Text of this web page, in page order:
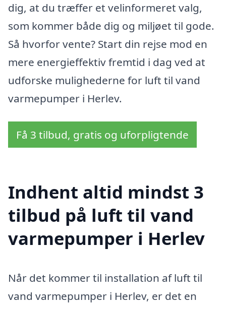
dig, at du træffer et velinformeret valg,
som kommer både dig og miljøet til gode.
Så hvorfor vente? Start din rejse mod en
mere energieffektiv fremtid i dag ved at
udforske mulighederne for luft til vand
varmepumper i Herlev.
Få 3 tilbud, gratis og uforpligtende
Indhent altid mindst 3
tilbud på luft til vand
varmepumper i Herlev
Når det kommer til installation af luft til
vand varmepumper i Herlev, er det en